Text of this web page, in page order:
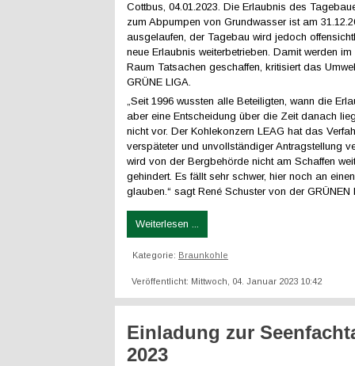
Cottbus, 04.01.2023. Die Erlaubnis des
zum Abpumpen von Grundwasser ist am
ausgelaufen, der Tagebau wird jedoch
neue Erlaubnis weiterbetrieben. Damit werden im
Raum Tatsachen geschaffen, kritisiert das
GRÜNE LIGA.
„Seit 1996 wussten alle Beteiligten, wann die
aber eine Entscheidung über die Zeit danach
nicht vor. Der Kohlekonzern LEAG hat das
verspäteter und unvollständiger Antragstellung
wird von der Bergbehörde nicht am Schaffen
gehindert. Es fällt sehr schwer, hier noch an
glauben.“ sagt René Schuster von der GRÜNEN
Weiterlesen ...
Kategorie: Braunkohle
Veröffentlicht: Mittwoch, 04. Januar 2023 10:42
Einladung zur
2023